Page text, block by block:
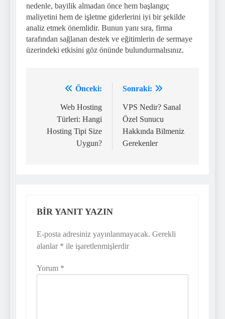
nedenle, bayilik almadan önce hem başlangıç
maliyetini hem de işletme giderlerini iyi bir şekilde
analiz etmek önemlidir. Bunun yanı sıra, firma
tarafından sağlanan destek ve eğitimlerin de sermaye
üzerindeki etkisini göz önünde bulundurmalısınız.
gezinmesi
Önceki:
Web Hosting
Türleri: Hangi
Hosting Tipi Size
Uygun?
Sonraki:
VPS Nedir? Sanal
Özel Sunucu
Hakkında Bilmeniz
Gerekenler
BIR YANIT YAZIN
E-posta adresiniz yayınlanmayacak. Gerekli
alanlar * ile işaretlenmişlerdir
Yorum *